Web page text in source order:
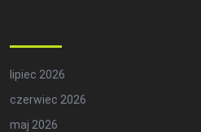
lipiec 2026
czerwiec 2026
maj 2026